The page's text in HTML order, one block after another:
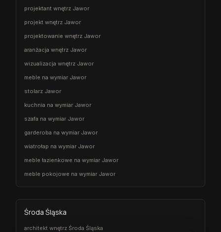
projektant wnętrz Jawor
projekt wnętrz Jawor
projektowanie wnętrz Jawor
aranżacja wnętrz Jawor
wizualizacja wnętrz Jawor
meble na wymiar Jawor
stolarz Jawor
kuchnia na wymiar Jawor
szafa na wymiar Jawor
garderoba na wymiar Jawor
wiatrołap na wymiar Jawor
meble łazienkowe na wymiar Jawor
meble pokojowe na wymiar Jawor
Środa Śląska
architekt wnętrz Środa Śląska